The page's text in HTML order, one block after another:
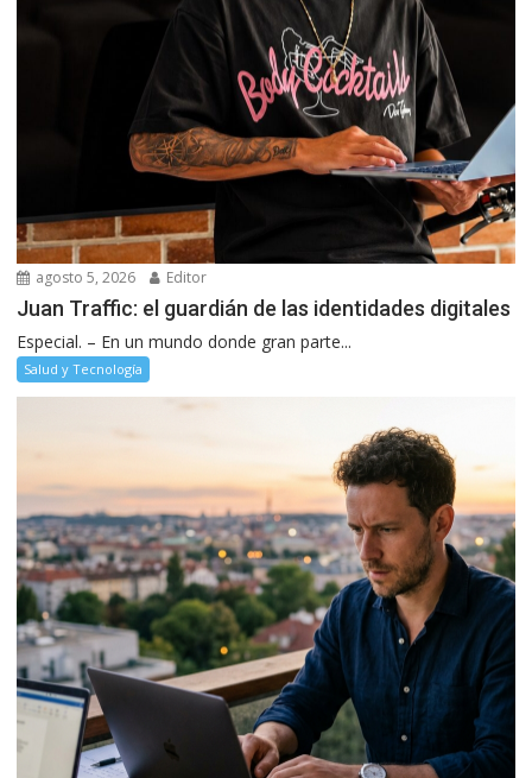
agosto 5, 2026 Editor
Juan Traffic: el guardián de las identidades digitales
Especial. – En un mundo donde gran parte...
Salud y Tecnología